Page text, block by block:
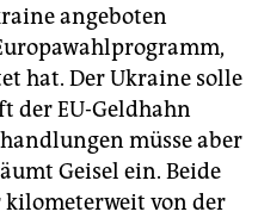
angeboten
hat. Der Ukrai­ne solle
der EU-Geldhahn
müsse aber
Geisel ein. Beide
von der